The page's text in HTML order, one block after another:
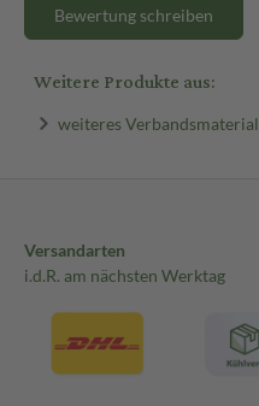
Bewertung schreiben
Weitere Produkte aus:
weiteres Verbandsmaterial
Versandarten
i.d.R. am nächsten Werktag